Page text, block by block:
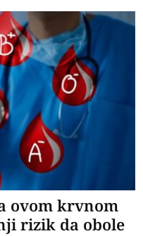
ovom krvnom
rizik da obole